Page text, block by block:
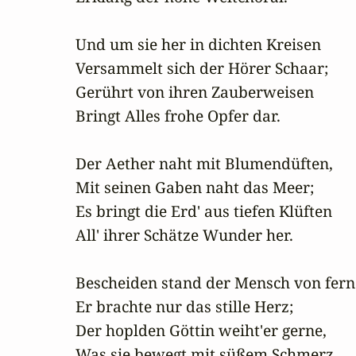
Und um sie her in dichten Kreisen
Versammelt sich der Hörer Schaar;
Gerührt von ihren Zauberweisen
Bringt Alles frohe Opfer dar.
Der Aether naht mit Blumendüften,
Mit seinen Gaben naht das Meer;
Es bringt die Erd' aus tiefen Klüften
All' ihrer Schätze Wunder her.
Bescheiden stand der Mensch von
Er brachte nur das stille Herz;
Der hoplden Göttin weiht'er gerne,